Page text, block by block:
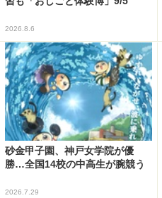
2026.8.6
砂金甲子園、神戸女学院が優
勝…全国14校の中高生が腕競う
2026.7.29